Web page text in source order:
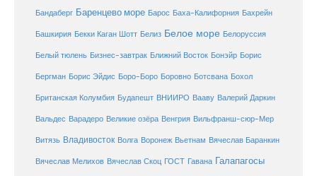
Бандаберг Баренцево море Барос Баха-Калифорния Бахрейн
Башкирия Бекки Каган Шотт Белиз Белое море Белоруссия
Белый тюлень Бизнес-завтрак Ближний Восток Бонэйр Борис
Бергман Борис Эйдис Боро-Боро Боровно Ботсвана Бохол
Британская Колумбия Будапешт ВНИИРО Вааву Валерий Даркин
Вальдес Варадеро Великие озёра Венгрия Вильфранш-сюр-Мер
Витязь Владивосток Волга Воронеж Вьетнам Вячеслав Баранкин
Вячеслав Мелихов Вячеслав Скоц ГОСТ Гавана Галапагосы